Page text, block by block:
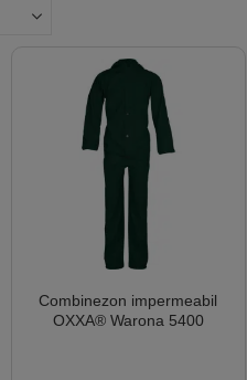
Combinezon impermeabil
OXXA® Warona 5400